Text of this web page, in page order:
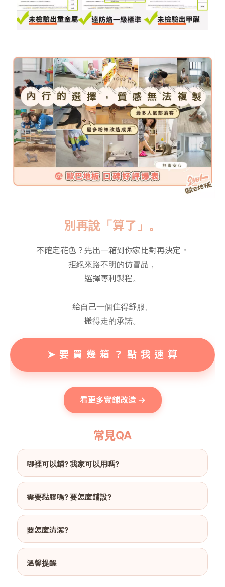
別再說「算了」。
不確定花色？先出一箱到你家比對再決定。
拒絕來路不明的仿冒品，
選擇專利製程。
給自己一個住得舒服、
搬得走的承諾。
➤ 要 買 幾 箱 ？ 點 我 速 算
看更多實鋪改造 →
常見QA
哪裡可以鋪? 我家可以用嗎?
需要黏膠嗎? 要怎麼鋪設?
要怎麼清潔?
溫馨提醒